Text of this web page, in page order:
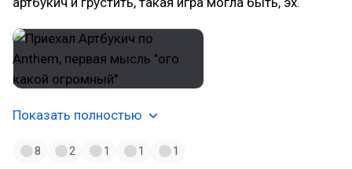
Показать полностью
8 2 1 1 1